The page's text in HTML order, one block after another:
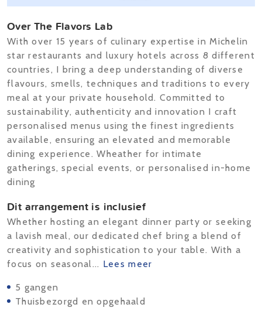
Over The Flavors Lab
With over 15 years of culinary expertise in Michelin
star restaurants and luxury hotels across 8 different
countries, I bring a deep understanding of diverse
flavours, smells, techniques and traditions to every
meal at your private household. Committed to
sustainability, authenticity and innovation I craft
personalised menus using the finest ingredients
available, ensuring an elevated and memorable
dining experience. Wheather for intimate
gatherings, special events, or personalised in-home
dining
Dit arrangement is inclusief
Whether hosting an elegant dinner party or seeking
a lavish meal, our dedicated chef bring a blend of
creativity and sophistication to your table. With a
focus on seasonal... Lees meer
5 gangen
Thuisbezorgd en opgehaald